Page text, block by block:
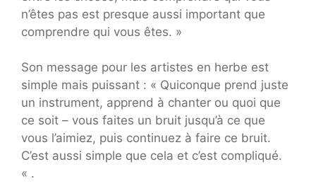
n’êtes pas est presque aussi important que
comprendre qui vous êtes. »
Son message pour les artistes en herbe est
simple mais puissant : « Quiconque prend juste
un instrument, apprend à chanter ou quoi que
ce soit – vous faites un bruit jusqu’à ce que
vous l’aimiez, puis continuez à faire ce bruit.
C’est aussi simple que cela et c’est compliqué.
« .